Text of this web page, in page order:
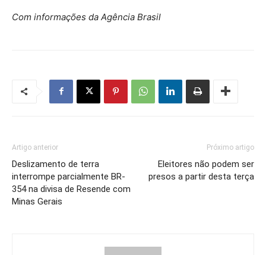
Com informações da Agência Brasil
Artigo anterior
Deslizamento de terra
interrompe parcialmente BR-
354 na divisa de Resende com
Minas Gerais
Próximo artigo
Eleitores não podem ser
presos a partir desta terça